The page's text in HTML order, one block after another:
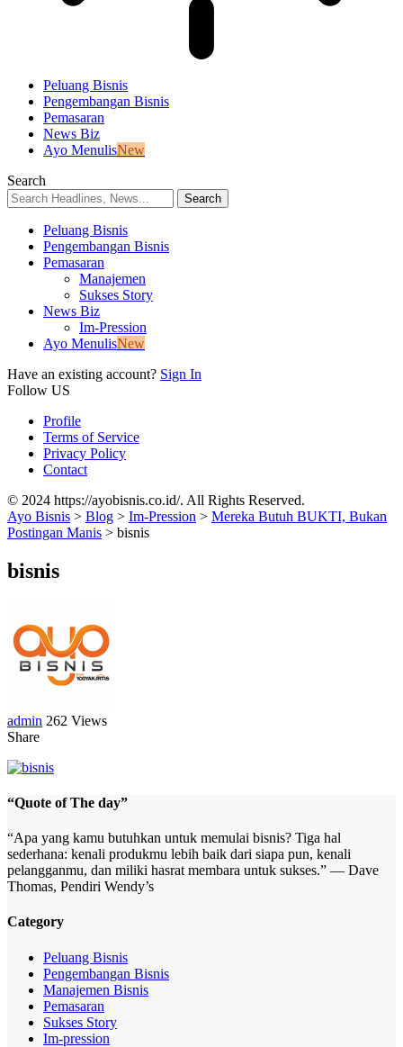
Peluang Bisnis
Pengembangan Bisnis
Pemasaran
News Biz
Ayo MenulisNew
Search
Peluang Bisnis
Pengembangan Bisnis
Pemasaran
Manajemen
Sukses Story
News Biz
Im-Pression
Ayo MenulisNew
Have an existing account? Sign In
Follow US
Profile
Terms of Service
Privacy Policy
Contact
© 2024 https://ayobisnis.co.id/. All Rights Reserved.
Ayo Bisnis > Blog > Im-Pression > Mereka Butuh BUKTI, Bukan
Postingan Manis > bisnis
bisnis
admin 262 Views
Share
“Quote of The day”
“Apa yang kamu butuhkan untuk memulai bisnis? Tiga hal
sederhana: kenali produkmu lebih baik dari siapa pun, kenali
pelangganmu, dan miliki hasrat membara untuk sukses.” — Dave
Thomas, Pendiri Wendy’s
Category
Peluang Bisnis
Pengembangan Bisnis
Manajemen Bisnis
Pemasaran
Sukses Story
Im-pression